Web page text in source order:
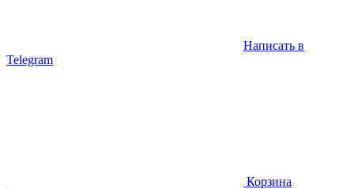
Написать в
Telegram
Корзина